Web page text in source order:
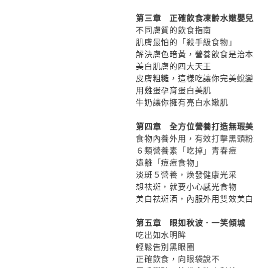
第三章 正確飲食凍齡水嫩嬰
不同膚質的飲食指南
肌膚最怕的「殺手級食物」
解決膚色暗黃，營養飲食是治
美白肌膚的四大天王
皮膚粗糙，這樣吃讓你完美蛻變
用雞蛋孕育蛋白美肌
牛奶讓你擁有亮白水嫩肌
第四章 全方位營養打造無瑕
食物內養外用，有效打擊黑頭
６類營養素「吃掉」青春痘
遠離「痘痘食物」
淡斑５營養，煥發健康光采
想祛斑，就要小心感光食物
美白祛斑酒，內服外用雙效美白
第五章 眼如秋波．一笑傾城
吃出如水明眸
輕鬆告別黑眼圈
正確飲食，向眼袋說不